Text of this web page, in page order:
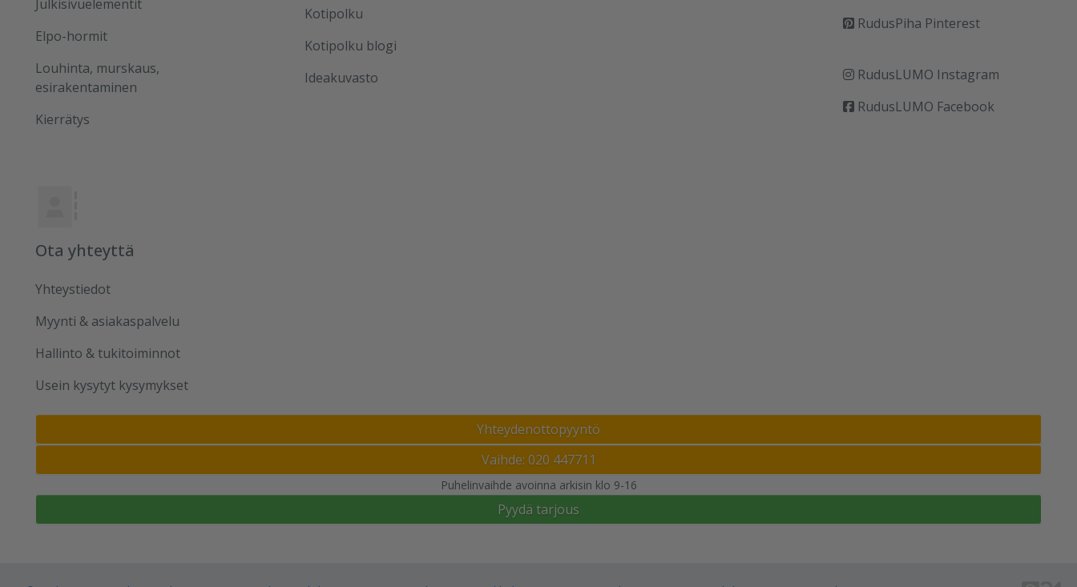
Julkisivuelementit
Elpo-hormit
Louhinta, murskaus,
esirakentaminen
Kierrätys
Kotipolku
Kotipolku blogi
Ideakuvasto
RudusPiha Pinterest
RudusLUMO Instagram
RudusLUMO Facebook
Ota yhteyttä
Yhteystiedot
Myynti & asiakaspalvelu
Hallinto & tukitoiminnot
Usein kysytyt kysymykset
Yhteydenottopyyntö
Vaihde: 020 447711
Puhelinvaihde avoinna arkisin klo 9-16
Pyydä tarjous